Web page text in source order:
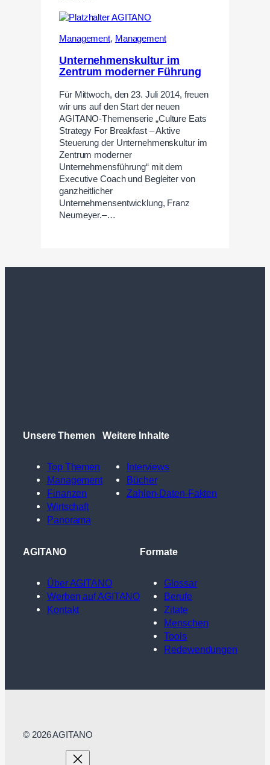
Management, Management
Unternehmenskultur im
Zentrum moderner Führung
Für Mittwoch, den 23. Juli 2014, freuen
wir uns auf den Start der neuen
AGITANO-Themenserie „Culture Eats
Strategy For Breakfast – Aktive
Steuerung der Unternehmenskultur im
Zentrum moderner
Unternehmensführung“ mit dem
Executive Coach und Begleiter von
ganzheitlicher
Unternehmensentwicklung, Franz
Neumeyer.–…
Unsere Themen
Top Themen
Management
Finanzen
Wirtschaft
Panorama
Weitere Inhalte
Interviews
Bücher
Zahlen-Daten-Fakten
AGITANO
Über AGITANO
Werben auf AGITANO
Kontakt
Formate
Glossar
Berufe
Zitate
Menschen
Tools
Redewendungen
© 2026 AGITANO